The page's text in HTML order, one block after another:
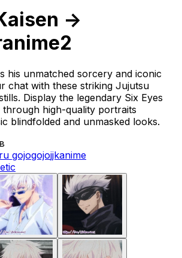
->
his unmatched sorcery and iconic
chat with these striking Jujutsu
Display the legendary Six Eyes
high-quality portraits
blindfolded and unmasked looks.
gojogojojjkanime